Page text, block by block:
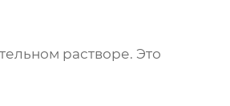
растворе. Это